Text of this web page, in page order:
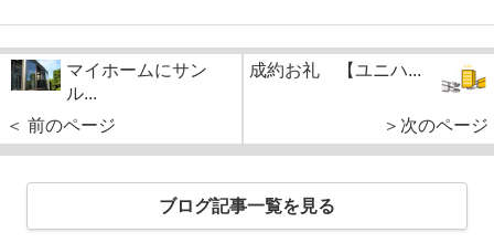
マイホームにサン
ル...
＜ 前のページ
成約お礼 【ユニハ...
＞次のページ
ブログ記事一覧を見る